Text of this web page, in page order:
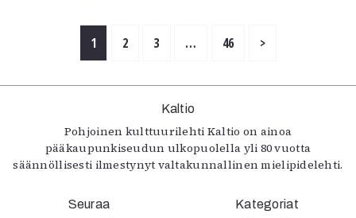
1 2 3 … 46 >
Kaltio
Pohjoinen kulttuurilehti Kaltio on ainoa
pääkaupunkiseudun ulkopuolella yli 80 vuotta
säännöllisesti ilmestynyt valtakunnallinen mielipidelehti.
Seuraa Kategoriat